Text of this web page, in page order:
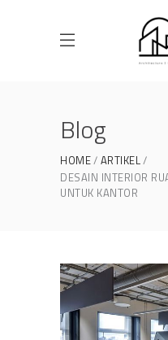
Blog
HOME ARTIKEL
DESAIN INTERIOR
UNTUK KANTOR